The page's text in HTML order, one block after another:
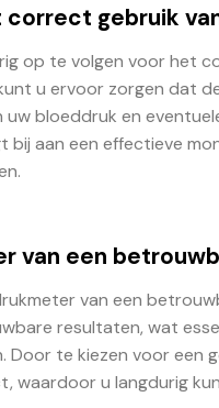
gebruik
op te volgen voor het
u ervoor zorgen dat
bloeddruk en
aan een effectieve
van een
van een
resultaten, wat
te kiezen voor een
waardoor u langdurig